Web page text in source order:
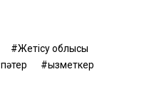
Жетісу облысы
пәтер қызметкер